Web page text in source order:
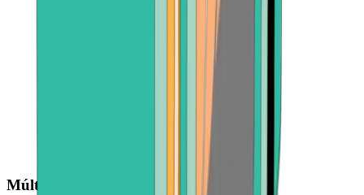
Múltiples criptomonedas